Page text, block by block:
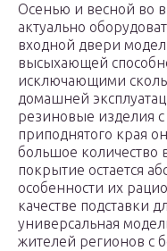
Осенью и весной во
актуально
входной двери
высыхающей
исключающими
домашней
резиновые изделия
приподнятого края
большое количество
покрытие остается
особенности их
качестве подставки
универсальная
жителей регионов с